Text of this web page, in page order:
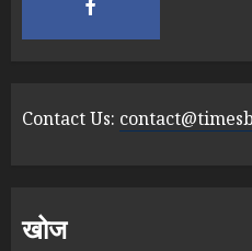
Contact Us:
खोज